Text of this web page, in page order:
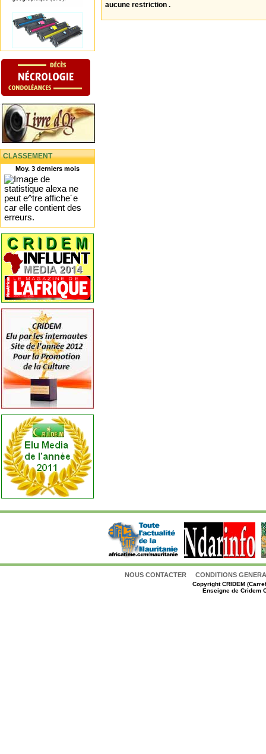
CLASSEMENT
Moy. 3 derniers mois
aucune restriction .
NOUS CONTACTER CONDITIONS
CopyrightCRIDEM
Enseigne de Cridem